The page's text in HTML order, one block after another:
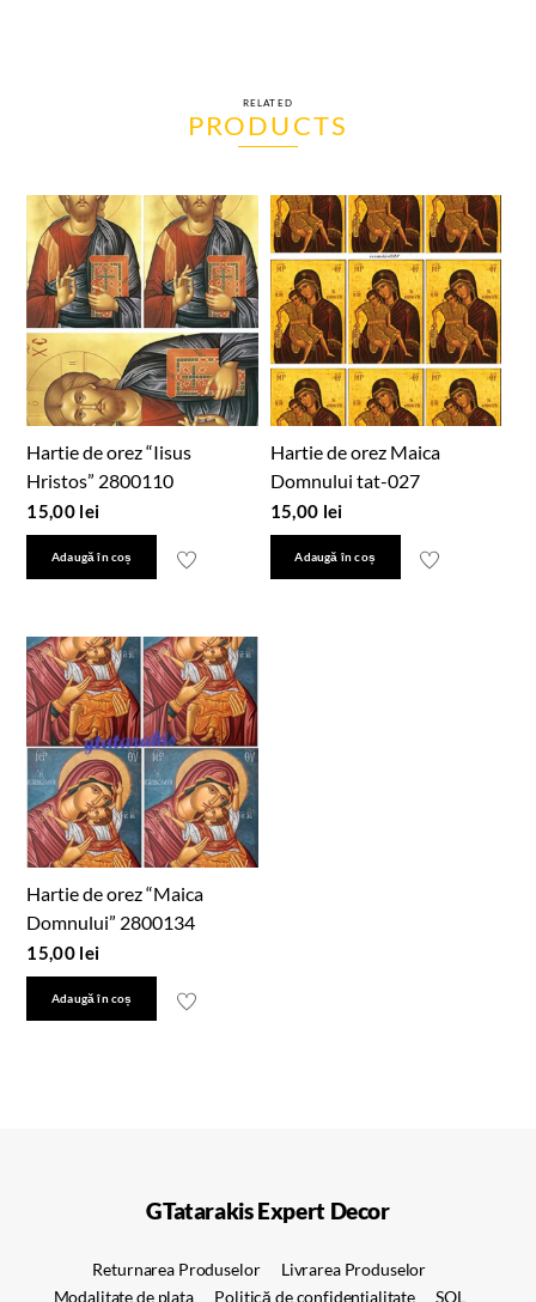
RELATED
PRODUCTS
Hartie de orez “Iisus
Hristos” 2800110
15,00 lei
Adaugă în coș
Hartie de orez Maica
Domnului tat-027
15,00 lei
Adaugă în coș
Hartie de orez “Maica
Domnului” 2800134
15,00 lei
Adaugă în coș
GTatarakis Expert Decor
Returnarea Produselor
Livrarea Produselor
Modalitate de plata
Politică de confidențialitate SOL